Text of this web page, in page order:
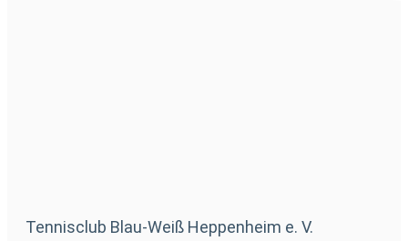
Tennisclub Blau-Weiß Heppenheim e. V.